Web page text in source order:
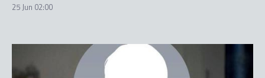
25 Jun 02:00